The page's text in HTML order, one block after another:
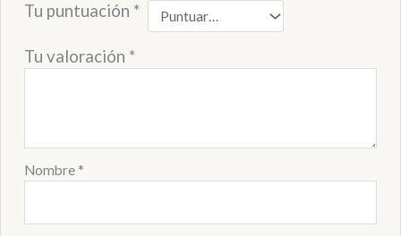
Tu puntuación *
Tu valoración *
Nombre *